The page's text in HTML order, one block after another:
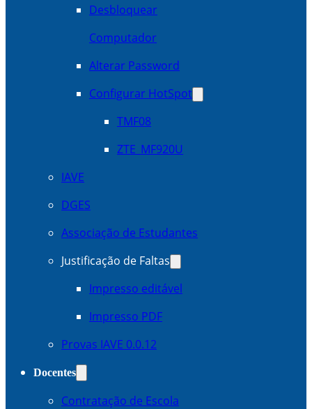
Desbloquear
Computador
Alterar Password
Configurar HotSpot
TMF08
ZTE_MF920U
IAVE
DGES
Associação de Estudantes
Justificação de Faltas
Impresso editável
Impresso PDF
Provas IAVE 0.0.12
Docentes
Contratação de Escola